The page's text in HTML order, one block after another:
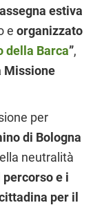
estiva
e organizzato
della Barca”,
Missione
per
di Bologna
neutralità
e i
per il